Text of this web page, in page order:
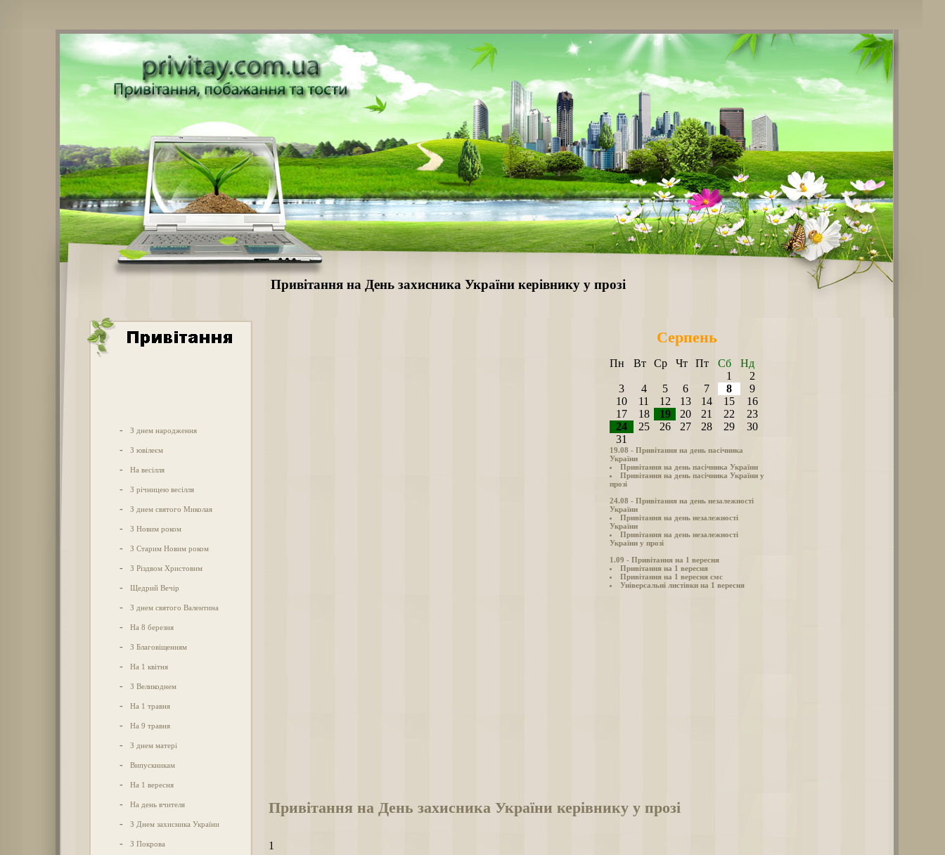
Привітання на День захисника України керівнику у прозі
- З днем народження
- З ювілеєм
- На весілля
- З річницею весілля
- З днем святого Миколая
- З Новим роком
- З Старим Новим роком
- З Різдвом Христовим
- Щедрий Вечір
- З днем святого Валентина
- На 8 березня
- З Благовіщенням
- На 1 квітня
- З Великоднем
- На 1 травня
- На 9 травня
- З днем матері
- Випускникам
- На 1 вересня
- На день вчителя
- З Днем захисника України
- З Покрова
Серпень
Пн Вт Ср Чт Пт Сб
Нд
1
2
3
4 5 6 7 8
9
10
11 12 13 14 15
16
17
18 19 20 21 22
23
24
25 26 27 28 29
30
31
19.08 - Привітання на день пасічника
України
Привітання на день пасічника України
Привітання на день пасічника України у
прозі
24.08 - Привітання на день незалежності
України
Привітання на день незалежності
України
Привітання на день незалежності
України у прозі
1.09 - Привітання на 1 вересня
Привітання на 1 вересня
Привітання на 1 вересня смс
Універсальні листівки на 1 вересня
Привітання на День захисника України керівнику у прозі
1